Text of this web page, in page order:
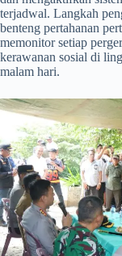
terjadwal. Langkah
benteng pertahanan
memonitor setiap
kerawanan sosial di
malam hari.